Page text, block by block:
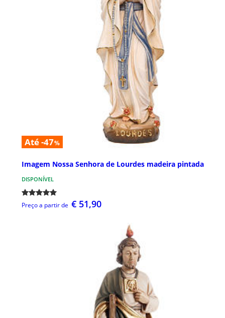
Até -47%
Imagem Nossa Senhora de Lourdes madeira pintada
DISPONÍVEL
Preço a partir de € 51,90